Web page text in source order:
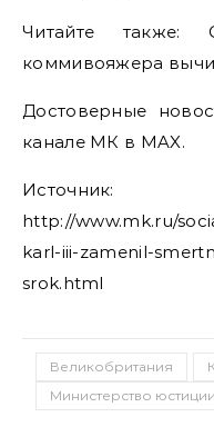
Читайте также:
коммивояжера
Достоверные
канале МК в MAX.
Источник:
http://www.mk.ru/
karl-iii-zamenil-
srok.html
Великобритания
Министерство юстиции